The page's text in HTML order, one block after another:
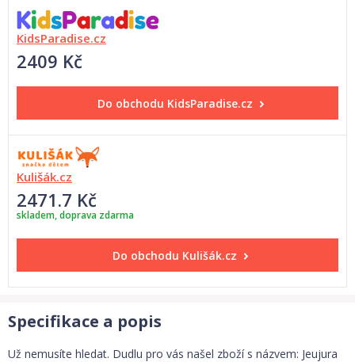
KidsParadise.cz
2409 Kč
Do obchodu KidsParadise.cz
Kulišák.cz
2471.7 Kč
skladem, doprava zdarma
Do obchodu Kulišák.cz
Specifikace a popis
Už nemusíte hledat. Dudlu pro vás našel zboží s názvem: Jeujura